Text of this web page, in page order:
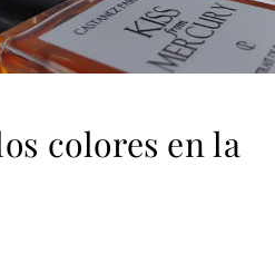
colores en la